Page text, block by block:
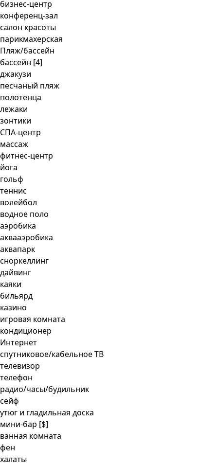
бизнес-центр
конференц-зал
салон красоты
парикмахерская
Пляж/бассейн
бассейн [4]
джакузи
песчаный пляж
полотенца
лежаки
зонтики
СПА-центр
массаж
фитнес-центр
йога
гольф
теннис
волейбол
водное поло
аэробика
аквааэробика
аквапарк
сноркеллинг
дайвинг
каяки
бильярд
казино
игровая комната
кондиционер
Интернет
спутниковое/кабельное ТВ
телевизор
телефон
радио/часы/будильник
сейф
утюг и гладильная доска
мини-бар [$]
ванная комната
фен
халаты